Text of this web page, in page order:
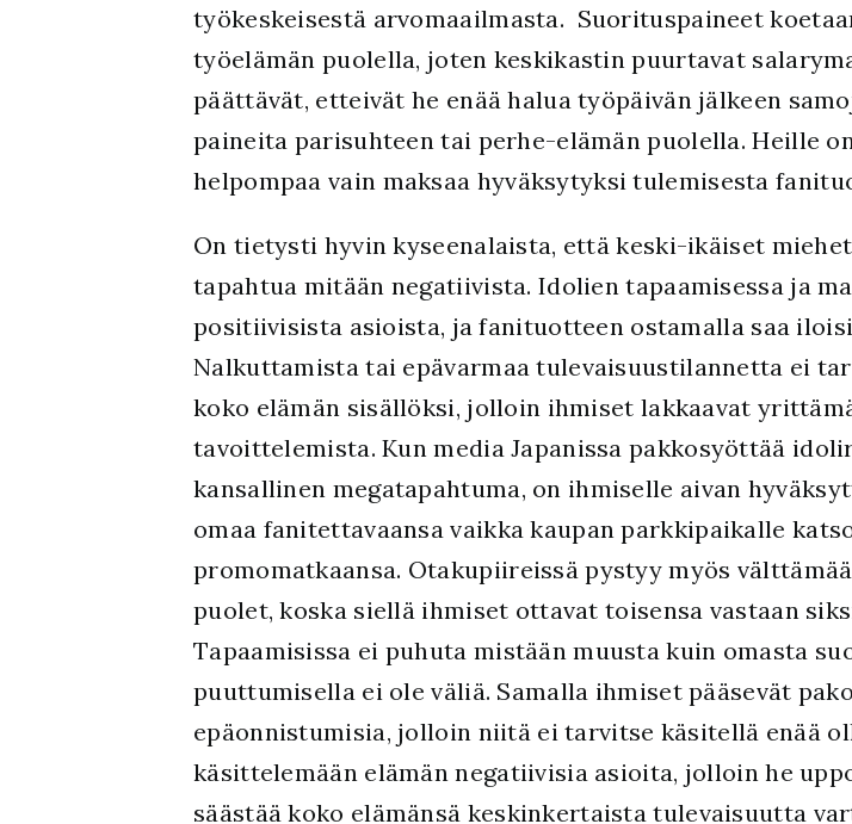
työkeskeisestä arvomaailmasta. Suorituspaineet
työelämän puolella, joten keskikastin puurtavat
päättävät, etteivät he enää halua työpäivän jälkeen
paineita parisuhteen tai perhe-elämän puolella. Heille on
helpompaa vain maksaa hyväksytyksi tulemisesta
On tietysti hyvin kyseenalaista, että keski-ikäiset
tapahtua mitään negatiivista. Idolien tapaamisessa ja
positiivisista asioista, ja fanituotteen ostamalla saa
Nalkuttamista tai epävarmaa tulevaisuustilannetta ei
koko elämän sisällöksi, jolloin ihmiset lakkaavat
tavoittelemista. Kun media Japanissa pakkosyöttää
kansallinen megatapahtuma, on ihmiselle aivan
omaa fanitettavaansa vaikka kaupan parkkipaikalle
promomatkaansa. Otakupiireissä pystyy myös
puolet, koska siellä ihmiset ottavat toisensa vastaan
Tapaamisissa ei puhuta mistään muusta kuin omasta
puuttumisella ei ole väliä. Samalla ihmiset pääsevät
epäonnistumisia, jolloin niitä ei tarvitse käsitellä enää
käsittelemään elämän negatiivisia asioita, jolloin he
säästää koko elämänsä keskinkertaista tulevaisuutta